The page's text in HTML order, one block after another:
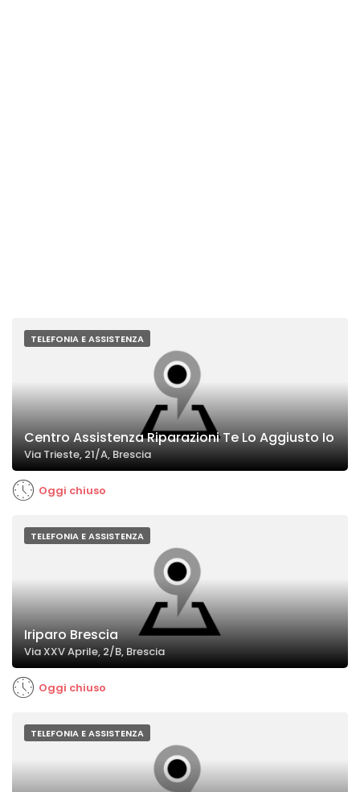
TELEFONIA E ASSISTENZA
Centro Assistenza Riparazioni Te Lo Aggiusto Io
Via Trieste, 21/A, Brescia
Oggi chiuso
TELEFONIA E ASSISTENZA
Iriparo Brescia
Via XXV Aprile, 2/B, Brescia
Oggi chiuso
TELEFONIA E ASSISTENZA